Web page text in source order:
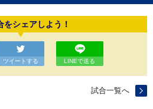
をシェアしよう！
ツイートする LINEで送る
試合一覧へ